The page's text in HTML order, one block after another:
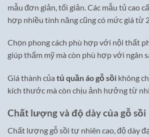
mẫu đơn giản, tối giản. Các mẫu tủ cao
hợp nhiều tính năng cũng có mức giá từ
Chọn phong cách phù hợp với nội thất
giúp thẩm mỹ mà còn phù hợp với ngân
Giá thành của tủ quần áo gỗ sồi không
kích thước mà còn chịu ảnh hưởng từ
Chất lượng và độ dày của gỗ sồi
Chất lượng gỗ sồi tự nhiên cao, độ dày